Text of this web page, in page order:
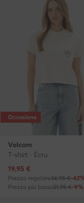
Occasione
Volcom
T-shirt · Écru
Prezzo attuale
19,95 €
Prezzo regolare34,95 €-
Prezzo più basso21,95 €-9%